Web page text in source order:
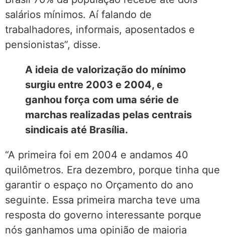
salários mínimos. Aí falando de
trabalhadores, informais, aposentados e
pensionistas”, disse.
A ideia de valorização do mínimo
surgiu entre 2003 e 2004, e
ganhou força com uma série de
marchas realizadas pelas centrais
sindicais até Brasília.
“A primeira foi em 2004 e andamos 40
quilômetros. Era dezembro, porque tinha que
garantir o espaço no Orçamento do ano
seguinte. Essa primeira marcha teve uma
resposta do governo interessante porque
nós ganhamos uma opinião de maioria